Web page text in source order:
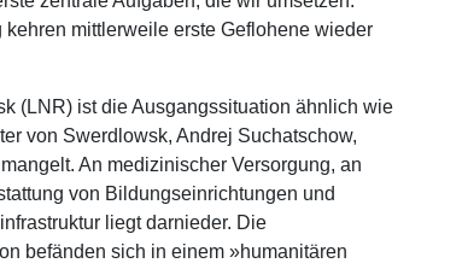
mittlerweile erste Geflohene wieder
(LNR) ist die Ausgangssituation ähnlich wie
von Swerdlowsk, Andrej Suchatschow,
An medizinischer Versorgung, an
von Bildungseinrichtungen und
liegt darnieder. Die
befänden sich in einem »humanitären